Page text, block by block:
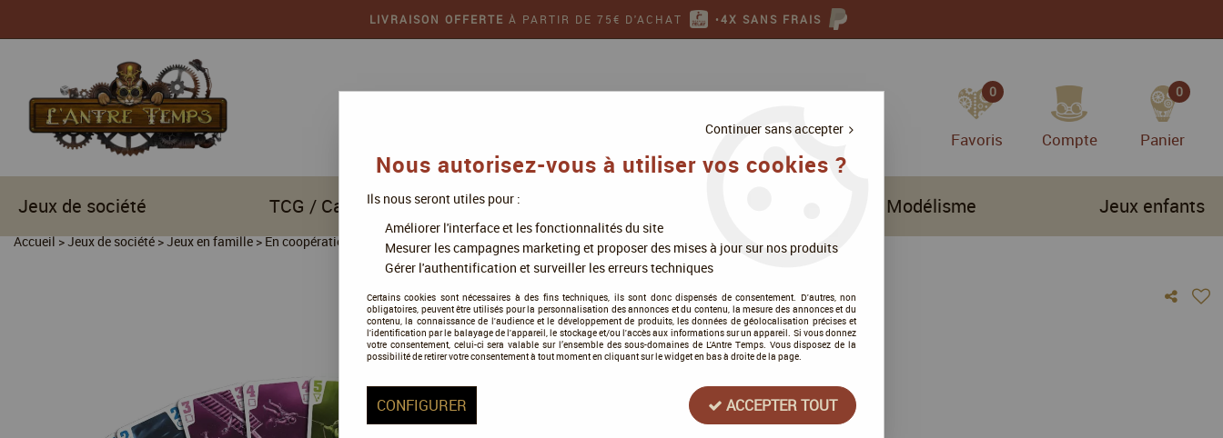
LIVRAISON OFFERTE À PARTIR DE 75€ D'ACHAT •4X SANS FRAIS
0
Favoris Compte
0
Panier
Jeux de société TCG / Cartes à collectionner Modélisme Jeux enfants
Accueil>Jeux de société>Jeux en famille>En coopération The Crew
The Crew
Soyez le premier à donner votre avis !
€ TTC
Continuer sans accepter
Nous autorisez-vous à utiliser vos cookies ?
Ils nous seront utiles pour :
Améliorer l'interface et les fonctionnalités du site
Mesurer les campagnes marketing et proposer des mises à jour sur nos produits
Gérer l'authentification et surveiller les erreurs techniques
Certains cookies sont nécessaires à des fins techniques, ils sont donc dispensés de consentement. D'autres, non
obligatoires, peuvent être utilisés pour la personnalisation des annonces et du contenu, la mesure des annonces et du
contenu, la connaissance de l'audience et le développement de produits, les données de géolocalisation précises et
l'identification par le balayage de l'appareil, le stockage et/ou l'accès aux informations sur un appareil. Si vous donnez
votre consentement, celui-ci sera valable sur l’ensemble des sous-domaines de L'Antre Temps. Vous disposez de la
possibilité de retirer votre consentement à tout moment en cliquant sur le widget en bas à droite de la page.
CONFIGURER ACCEPTER TOUT